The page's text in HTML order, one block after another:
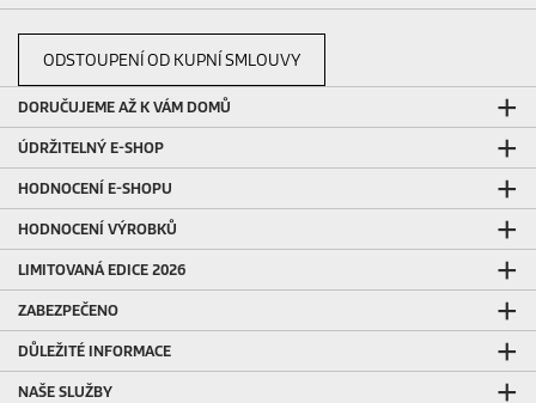
ODSTOUPENÍ OD KUPNÍ SMLOUVY
DORUČUJEME AŽ K VÁM DOMŮ
ÚDRŽITELNÝ E-SHOP
HODNOCENÍ E-SHOPU
HODNOCENÍ VÝROBKŮ
LIMITOVANÁ EDICE 2026
ZABEZPEČENO
DŮLEŽITÉ INFORMACE
NAŠE SLUŽBY